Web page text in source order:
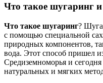
Что такое шугаринг
Что такое шугаринг?
с помощью специальной
природных компонентов,
вода. Этот способ пришел
Средиземноморья и
натуральных и мягких